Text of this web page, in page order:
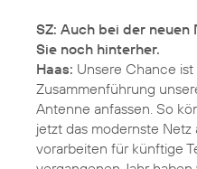
SZ: Auch bei der neuen
Sie noch hinterher.
Haas: Unsere Chance ist
Zusammenführung
Antenne anfassen. So
jetzt das modernste
vorarbeiten für künftige